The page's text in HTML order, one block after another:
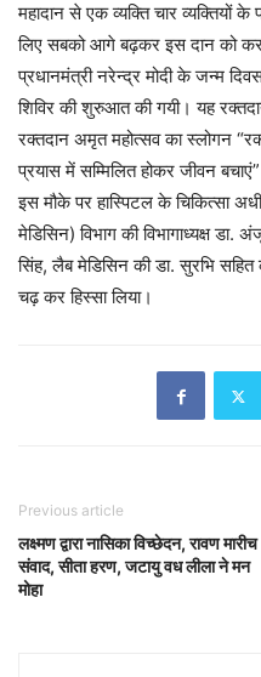
महादान से एक व्यक्ति चार व्यक्तियों
लिए सबको आगे बढ़कर इस दान को
प्रधानमंत्री नरेन्द्र मोदी के जन्म
शिविर की शुरुआत की गयी। यह
रक्तदान अमृत महोत्सव का स्लोगन
प्रयास में सम्मिलित होकर जीवन
इस मौके पर हास्पिटल के चिकित्सा
मेडिसिन) विभाग की विभागाध्यक्ष
सिंह, लैब मेडिसिन की डा. सुरभि
चढ़ कर हिस्सा लिया।
Previous article
लक्ष्मण द्वारा नासिका विच्छेदन, रावण मारीच
संवाद, सीता हरण, जटायु वध लीला ने मन
मोहा